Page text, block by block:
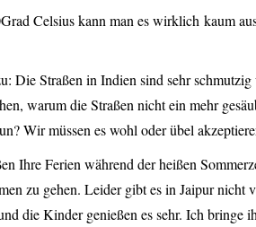
Celsius kann man es wirklich kaum
Die Straßen in Indien sind sehr
warum die Straßen nicht ein mehr
Wir müssen es wohl oder übel
Ihre Ferien während der heißen
zu gehen. Leider gibt es in Jaipur nicht
die Kinder genießen es sehr. Ich bringe